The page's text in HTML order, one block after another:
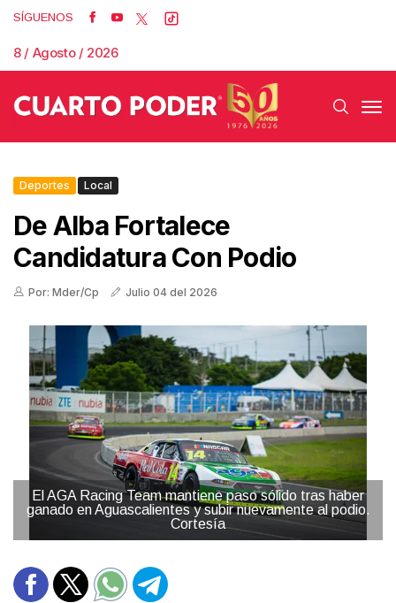
SÍGUENOS
8 / Agosto / 2026
Deportes Local
De Alba Fortalece
Candidatura Con Podio
Por: Mder/Cp Julio 04 del 2026
El AGA Racing Team mantiene paso sólido tras haber
ganado en Aguascalientes y subir nuevamente al podio.
Cortesía